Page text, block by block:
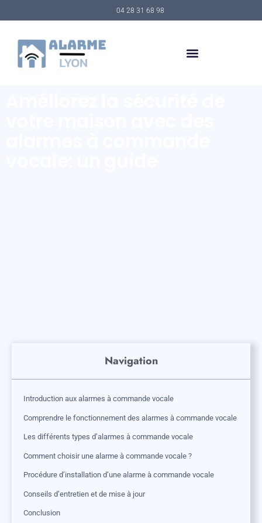
04 28 31 68 98
Navigation
Introduction aux alarmes à commande vocale
Comprendre le fonctionnement des alarmes à commande vocale
Les différents types d’alarmes à commande vocale
Comment choisir une alarme à commande vocale ?
Procédure d’installation d’une alarme à commande vocale
Conseils d’entretien et de mise à jour
Conclusion